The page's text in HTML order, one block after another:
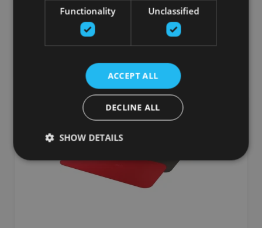
No 97.04€
Functionality Unclassified
ACCEPT ALL
DECLINE ALL
SHOW DETAILS